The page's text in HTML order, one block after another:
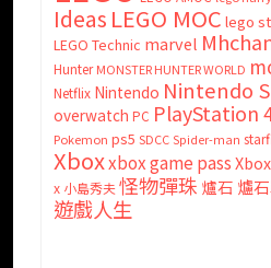
Ideas LEGO MOC lego
LEGO Technic marvel
Hunter MONSTER HUNTER WORLD
Netflix Nintendo Nintendo
overwatch PC PlayStation
Pokemon ps5 SDCC Spider-man
Xboxxbox game pass
x 小島秀夫怪物彈珠 爐石 爐
遊戲人生